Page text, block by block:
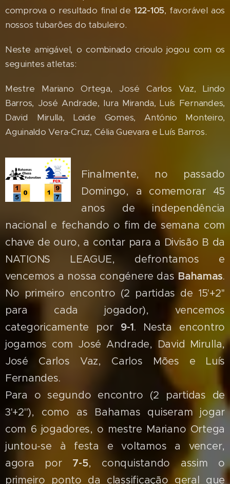
comprova o resultado final de 122-105, favorável aos
nossos tubarões do tabuleiro.
Neste amigável, o combinado crioulo jogou com os
seguintes atletas:
Mestre Mariano Ortega, José Carlos Vaz, Lindo
Barros, José Andrade, Iura Miranda, Luís Fernandes,
David Mirulla, Loide Gomes, António Monteiro,
Aguinaldo Vera-Cruz, Célia Guevara e Luís Barros.
Finalmente, no passado
Domingo, a comemorar 45
anos de independência
nacional e fechando o fim de semana com
chave de ouro, a contar para a Divisão B da
NATIONS LEAGUE, defrontamos e
vencemos a nossa congénere das Bahamas.
No primeiro encontro (2 partidas de 15'+2''
para cada jogador), vencemos
categoricamente por 9-1. Nesta encontro
jogamos com José Andrade, David Mirulla,
José Carlos Vaz, Carlos Mões e Luís
Fernandes.
Para o segundo encontro (2 partidas de
3'+2''), como as Bahamas quiseram jogar
com 6 jogadores, o mestre Mariano Ortega
juntou-se à festa e voltamos a vencer,
agora por 7-5, conquistando assim o
primeiro ponto da classificação geral que